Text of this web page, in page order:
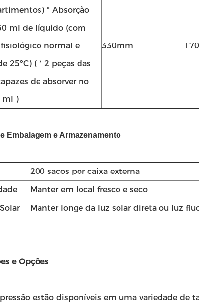
* Absorção
ml de líquido (com
fisiológico normal e
25ºC) ( * 2 peças das
de absorver no
ml )
330mm
Embalagem e Armazenamento
200 sacos por caixa externa
Manter em local fresco e seco
Manter longe da luz solar direta ou luz
e Opções
estão disponíveis em uma variedade de